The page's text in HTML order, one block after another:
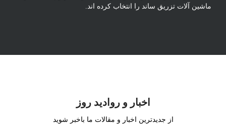
ماشین آلات تزریق ساند را انتخاب کرده اند.
اخبار و روادید روز
از جدیدترین اخبار و مقالات ما باخبر شوید